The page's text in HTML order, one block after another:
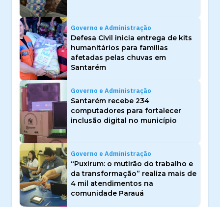
Governo e Administração
Defesa Civil inicia entrega de kits
humanitários para famílias
afetadas pelas chuvas em
Santarém
Governo e Administração
Santarém recebe 234
computadores para fortalecer
inclusão digital no município
Governo e Administração
“Puxirum: o mutirão do trabalho e
da transformação” realiza mais de
4 mil atendimentos na
comunidade Parauá